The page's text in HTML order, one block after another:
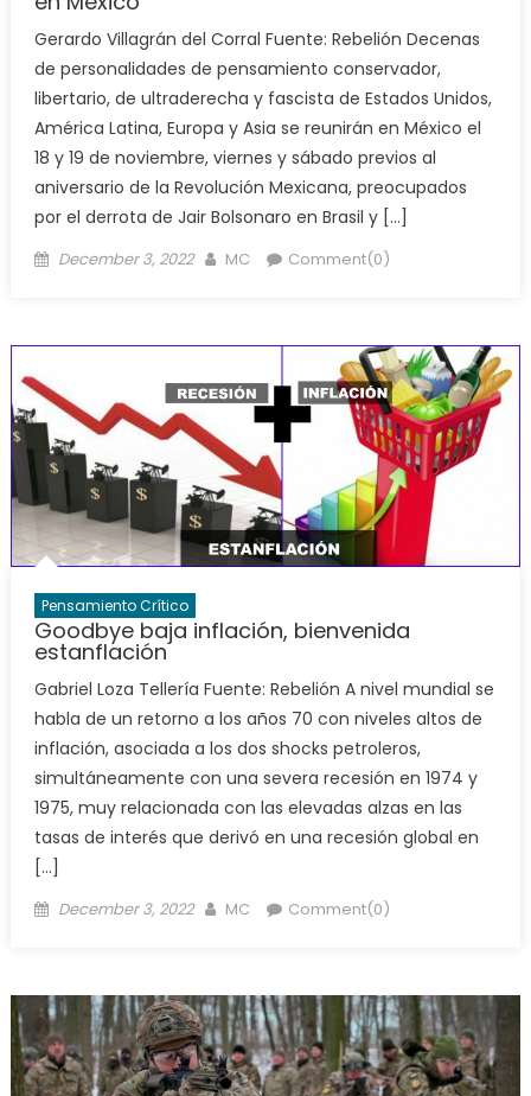
Gerardo Villagrán del Corral Fuente: Rebelión Decenas
de personalidades de pensamiento conservador,
libertario, de ultraderecha y fascista de Estados Unidos,
América Latina, Europa y Asia se reunirán en México el
18 y 19 de noviembre, viernes y sábado previos al
aniversario de la Revolución Mexicana, preocupados
por el derrota de Jair Bolsonaro en Brasil y […]
Posted
December 3, 2022 Author
MC Comment(0)
Pensamiento Crítico
Goodbye baja inflación, bienvenida
estanflación
Gabriel Loza Tellería Fuente: Rebelión A nivel mundial se
habla de un retorno a los años 70 con niveles altos de
inflación, asociada a los dos shocks petroleros,
simultáneamente con una severa recesión en 1974 y
1975, muy relacionada con las elevadas alzas en las
tasas de interés que derivó en una recesión global en
[…]
Posted
December 3, 2022 Author
MC Comment(0)